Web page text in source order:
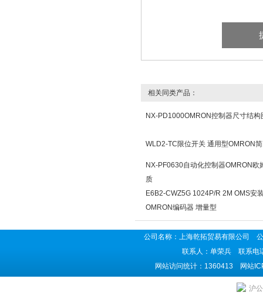
相关同类产品：
NX-PD1000OMRON控制器尺寸结构
WLD2-TC限位开关 通用型OMRON
NX-PF0630自动化控制器OMRON欧
质
E6B2-CWZ5G 1024P/R 2M OMS安
OMRON编码器 增量型
公司名称：上海乾拓贸易有限公司
联系人：单荣兵 联系电
网站访问统计：1360413 网站
沪